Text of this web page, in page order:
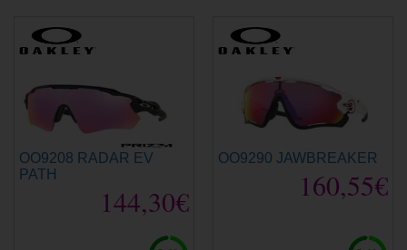
OO9208 RADAR EV
PATH
144,30€
OO9290 JAWBREAKER
160,55€